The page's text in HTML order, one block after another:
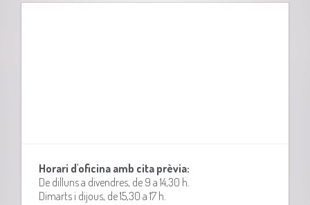
Horari d'oficina amb cita prèvia:
De dilluns a divendres, de 9 a 14,30 h.
Dimarts i dijous, de 15,30 a 17 h.